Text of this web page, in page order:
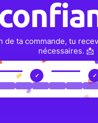
de ta commande, tu
nécessaires. 📩
✓ ✓